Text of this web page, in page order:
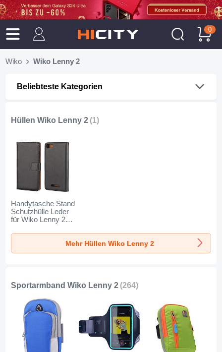
0
Wiko Wiko Lenny 2
Beliebteste Kategorien
Hüllen Wiko Lenny 2 (1)
Handytasche Stand
Schutzhülle Leder
für Wiko Lenny 2
Mehr Hüllen Wiko Lenny 2
Sportarmband Wiko Lenny 2 (264)